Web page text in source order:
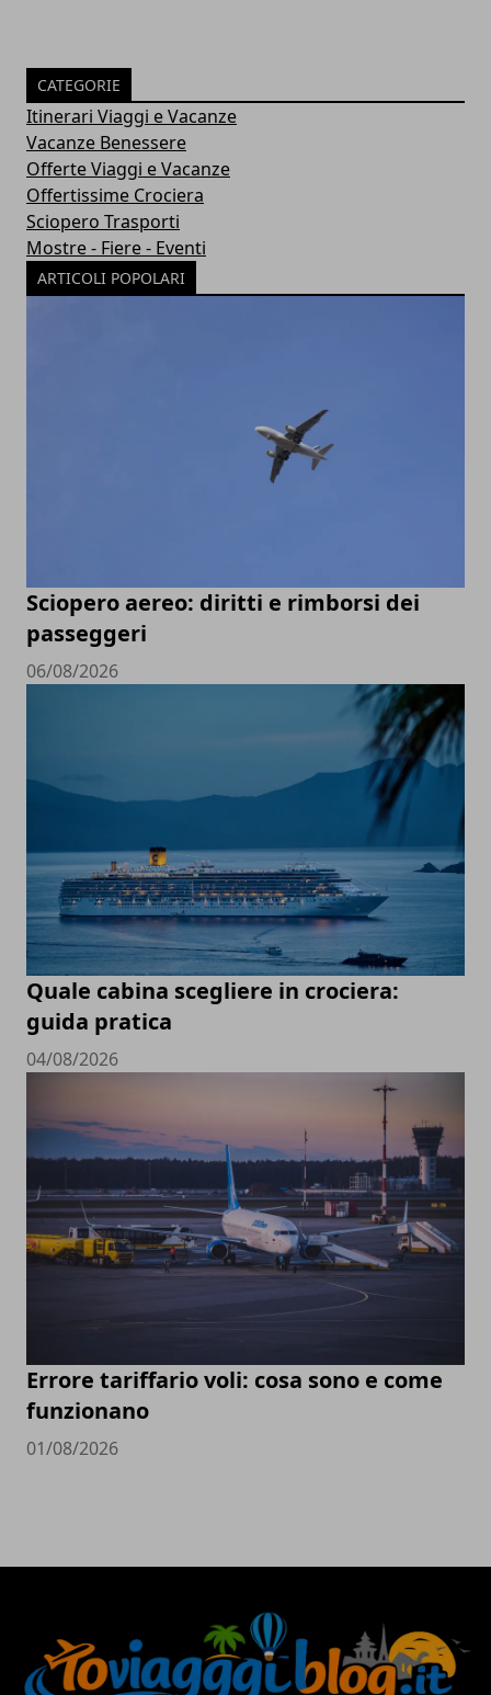
CATEGORIE
Itinerari Viaggi e Vacanze
Vacanze Benessere
Offerte Viaggi e Vacanze
Offertissime Crociera
Sciopero Trasporti
Mostre - Fiere - Eventi
ARTICOLI POPOLARI
Sciopero aereo: diritti e rimborsi dei
passeggeri
06/08/2026
Quale cabina scegliere in crociera:
guida pratica
04/08/2026
Errore tariffario voli: cosa sono e come
funzionano
01/08/2026